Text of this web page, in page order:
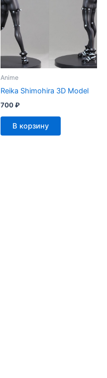
Anime
Reika Shimohira 3D Model
700₽
В корзину